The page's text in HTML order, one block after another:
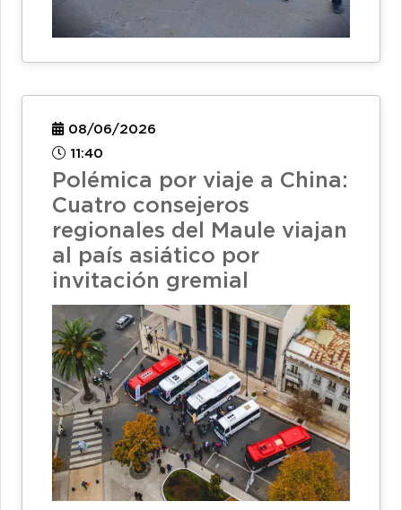
08/06/2026
11:40
Polémica por viaje a China:
Cuatro consejeros
regionales del Maule viajan
al país asiático por
invitación gremial